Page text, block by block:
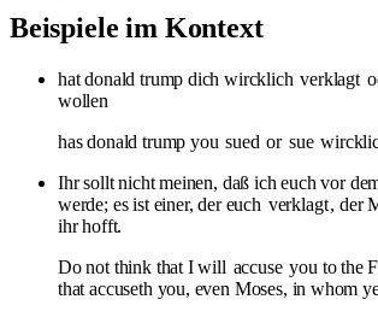
Beispiele im Kontext
hat donald trump dich wircklich verklagt
wollen
has donald trump you sued or sue
Ihr sollt nicht meinen, daß ich euch vor
werde; es ist einer, der euch verklagt, der
ihr hofft.
Do not think that I will accuse you to the
that accuseth you, even Moses, in whom